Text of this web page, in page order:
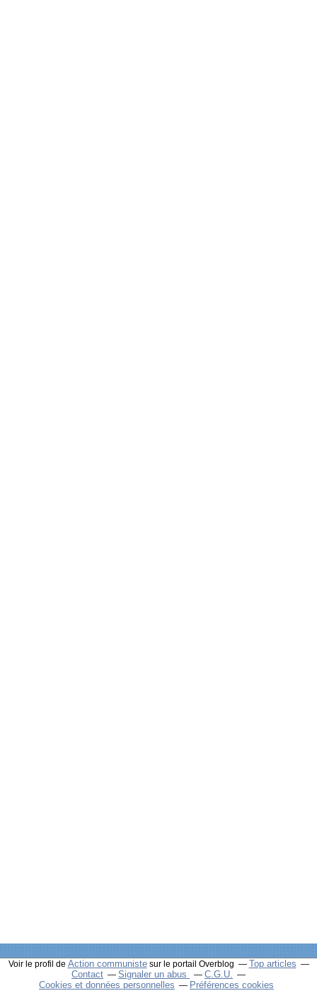
Voir le profil de Action communistesur le portail Overblog
Top articles
Contact
Signaler un abus
C.G.U.
Cookies et données personnelles
Préférences cookies